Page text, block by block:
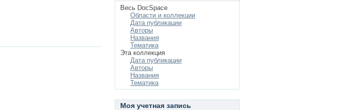
Весь DocSpace
Области и коллекции
Дата публикации
Авторы
Названия
Тематика
Эта коллекция
Дата публикации
Авторы
Названия
Тематика
Моя учетная запись